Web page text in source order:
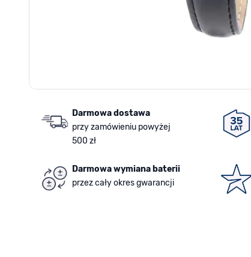
Darmowa dostawa
przy zamówieniu powyżej
500 zł
Darmowa wymiana baterii
przez cały okres gwarancji